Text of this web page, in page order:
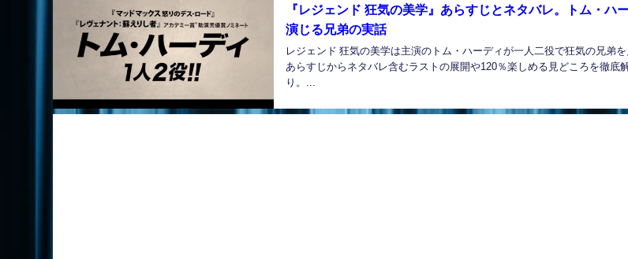
『レジェンド 狂気の美学』あらすじとネタバレ。トム・ハ
演じる兄弟の実話
レジェンド 狂気の美学は主演のトム・ハーディが一人二役で狂気の兄弟を
あらすじからネタバレ含むラストの展開や120％楽しめる見どころを徹底
り。...